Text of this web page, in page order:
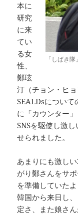
「しばき
本に
研究
に来
てい
る女
性、
鄭玹
汀（チョン・ヒ
SEALDsについ
に「カウンター
SNSを駆使し激
せられました。
あまりにも激し
がり鄭さんをサ
を準備していた
韓国から来日し
定さ、また娘さ